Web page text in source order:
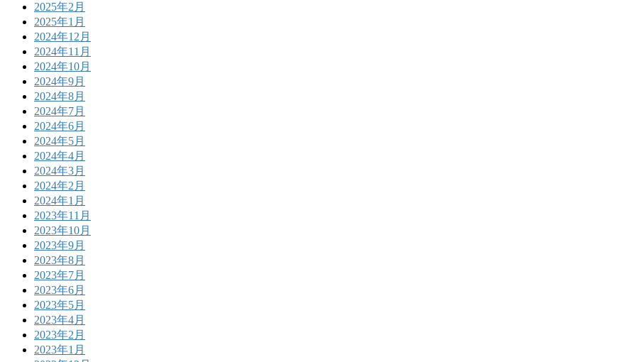
2025年2月
2025年1月
2024年12月
2024年11月
2024年10月
2024年9月
2024年8月
2024年7月
2024年6月
2024年5月
2024年4月
2024年3月
2024年2月
2024年1月
2023年11月
2023年10月
2023年9月
2023年8月
2023年7月
2023年6月
2023年5月
2023年4月
2023年2月
2023年1月